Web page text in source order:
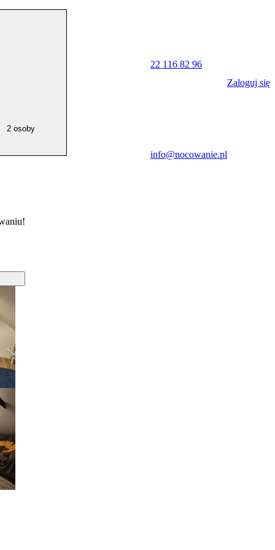
2 osoby
22 116 82 96
info@nocowanie.pl
Zaloguj się